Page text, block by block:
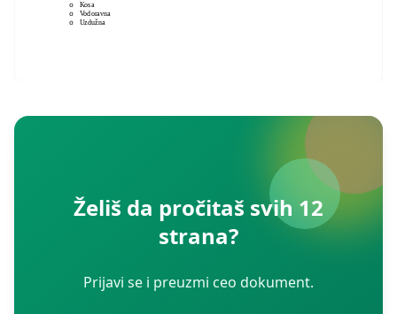
o
Kosa
o
Vodoravna
o
Uzdužna
Želiš da pročitaš svih 12
strana?
Prijavi se i preuzmi ceo dokument.